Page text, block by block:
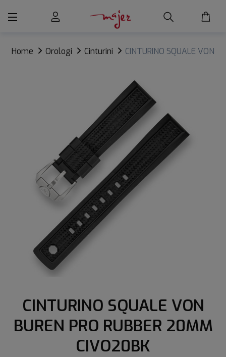
Home Orologi Cinturini
CINTURINO SQUALE VON
CINTURINO SQUALE VON
BUREN PRO RUBBER 20MM
CIVO20BK